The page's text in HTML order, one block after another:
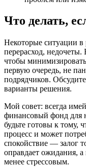
Что делать,
Некоторые ситуации
перерасход,
чтобы
первую очередь, не
подрядчиков.
варианты решения.
Мой совет: всегда
финансовый фонд для
будьте готовы к
процесс и может
спокойствие — залог
оправдает ожидания,
менее стрессовым.